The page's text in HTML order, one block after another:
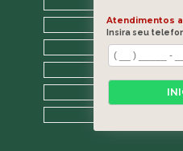
A
Atendimentos
Insira seu